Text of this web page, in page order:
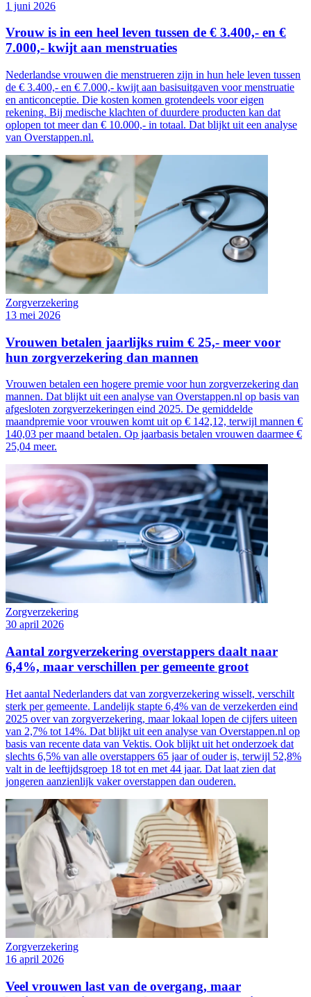
1 juni 2026
Vrouw is in een heel leven tussen de € 3.400,- en €
7.000,- kwijt aan menstruaties
Nederlandse vrouwen die menstrueren zijn in hun hele leven tussen
de € 3.400,- en € 7.000,- kwijt aan basisuitgaven voor menstruatie
en anticonceptie. Die kosten komen grotendeels voor eigen
rekening. Bij medische klachten of duurdere producten kan dat
oplopen tot meer dan € 10.000,- in totaal. Dat blijkt uit een analyse
van Overstappen.nl.
Zorgverzekering
13 mei 2026
Vrouwen betalen jaarlijks ruim € 25,- meer voor
hun zorgverzekering dan mannen
Vrouwen betalen een hogere premie voor hun zorgverzekering dan
mannen. Dat blijkt uit een analyse van Overstappen.nl op basis van
afgesloten zorgverzekeringen eind 2025. De gemiddelde
maandpremie voor vrouwen komt uit op € 142,12, terwijl mannen €
140,03 per maand betalen. Op jaarbasis betalen vrouwen daarmee €
25,04 meer.
Zorgverzekering
30 april 2026
Aantal zorgverzekering overstappers daalt naar
6,4%, maar verschillen per gemeente groot
Het aantal Nederlanders dat van zorgverzekering wisselt, verschilt
sterk per gemeente. Landelijk stapte 6,4% van de verzekerden eind
2025 over van zorgverzekering, maar lokaal lopen de cijfers uiteen
van 2,7% tot 14%. Dat blijkt uit een analyse van Overstappen.nl op
basis van recente data van Vektis. Ook blijkt uit het onderzoek dat
slechts 6,5% van alle overstappers 65 jaar of ouder is, terwijl 52,8%
valt in de leeftijdsgroep 18 tot en met 44 jaar. Dat laat zien dat
jongeren aanzienlijk vaker overstappen dan ouderen.
Zorgverzekering
16 april 2026
Veel vrouwen last van de overgang, maar